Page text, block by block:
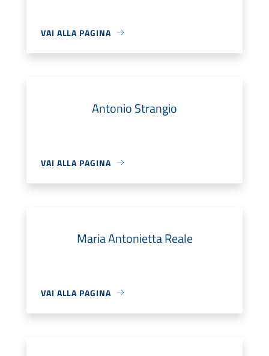
VAI ALLA PAGINA
Antonio Strangio
VAI ALLA PAGINA
Maria Antonietta Reale
VAI ALLA PAGINA